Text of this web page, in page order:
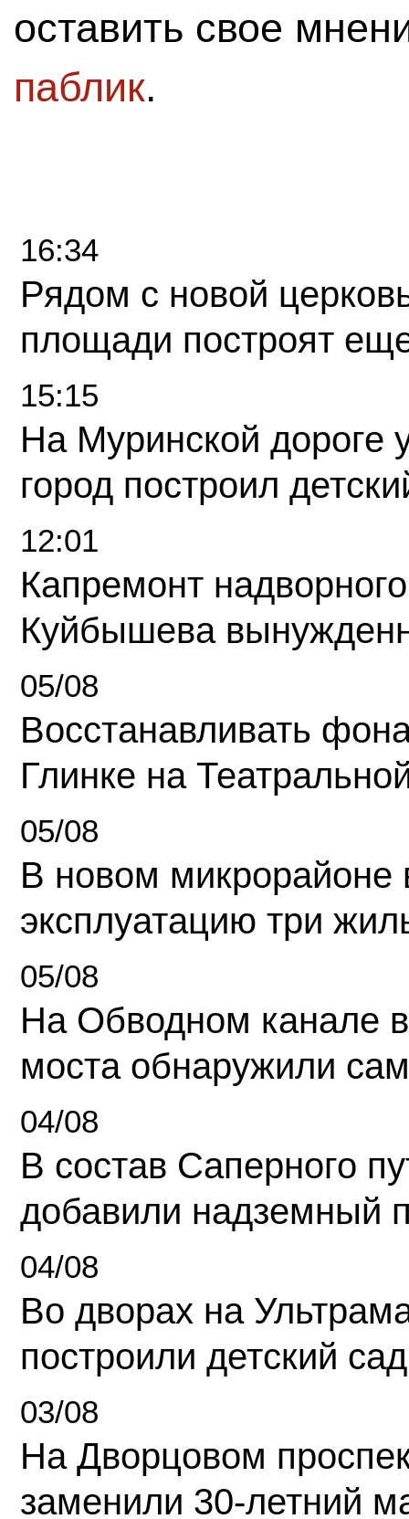
оставить свое
паблик.
16:34
Рядом с новой
площади построят
15:15
На Муринской дороге
город построил
12:01
Капремонт
Куйбышева
05/08
Восстанавливать
Глинке на
05/08
В новом микрорайоне
эксплуатацию три
05/08
На Обводном канале
моста обнаружили
04/08
В состав Саперного
добавили надземный
04/08
Во дворах на
построили детский сад
03/08
На Дворцовом
заменили 30-летний